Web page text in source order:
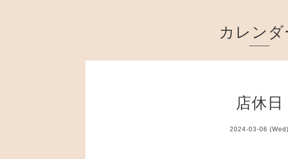
カレンダ
店休日
2024-03-06 (Wed)